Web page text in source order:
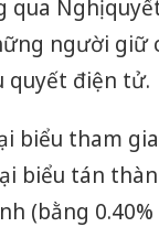
Nghị
người giữ
quyết điện tử.
biểu tham
biểu tán
(bằng